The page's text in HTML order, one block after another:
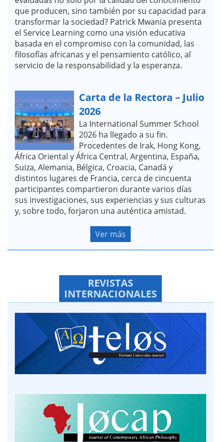
que producen, sino también por su capacidad para
transformar la sociedad? Patrick Mwania presenta
el Service Learning como una visión educativa
basada en el compromiso con la comunidad, las
filosofías africanas y el pensamiento católico, al
servicio de la responsabilidad y la esperanza.
Carta de la Rectora – Julio
2026
La International Summer School
2026 ha llegado a su fin.
Procedentes de Irak, Hong Kong,
África Oriental y África Central, Argentina, España,
Suiza, Alemania, Bélgica, Croacia, Canadá y
distintos lugares de Francia, cerca de cincuenta
participantes compartieron durante varios días
sus investigaciones, sus experiencias y sus culturas
y, sobre todo, forjaron una auténtica amistad.
Ver más
REVISTAS
INTERNACIONALES